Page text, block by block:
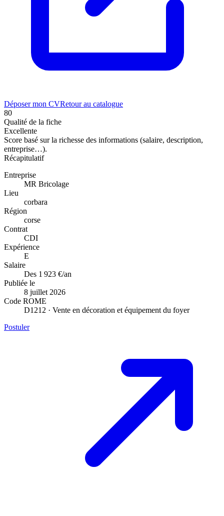
Déposer mon CVRetour au catalogue
80
Qualité de la fiche
Excellente
Score basé sur la richesse des informations (salaire, description,
entreprise…).
Récapitulatif
Entreprise
MR Bricolage
Lieu
corbara
Région
corse
Contrat
CDI
Expérience
E
Salaire
Des 1 923 €/an
Publiée le
8 juillet 2026
Code ROME
D1212 · Vente en décoration et équipement du foyer
Postuler